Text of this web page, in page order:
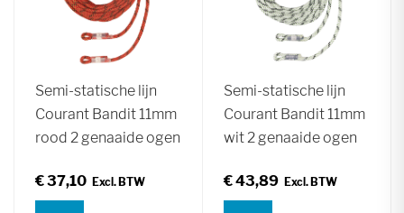
Semi-statische lijn
Courant Bandit 11mm
rood 2 genaaide ogen
€ 37,10
Semi-statische lijn
Courant Bandit 11mm
wit 2 genaaide ogen
€ 43,89